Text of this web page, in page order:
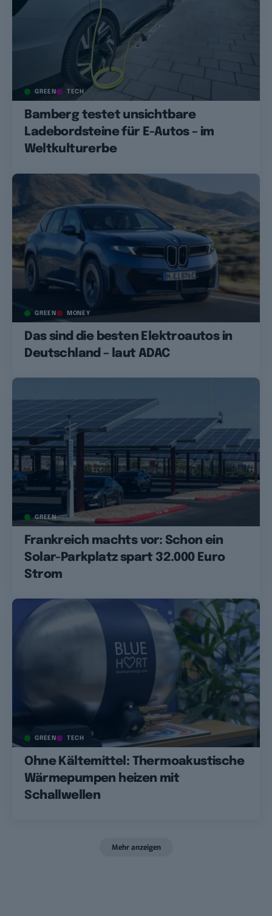
GREEN TECH
Bamberg testet unsichtbare
Ladebordsteine für E-Autos – im
Weltkulturerbe
GREEN MONEY
Das sind die besten Elektroautos in
Deutschland – laut ADAC
GREEN
Frankreich machts vor: Schon ein
Solar-Parkplatz spart 32.000 Euro
Strom
GREEN TECH
Ohne Kältemittel: Thermoakustische
Wärmepumpen heizen mit
Schallwellen
Mehr anzeigen